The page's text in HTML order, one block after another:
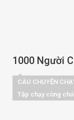
1000 Người
CÂU CHUYỆN
Tập chạy cùng